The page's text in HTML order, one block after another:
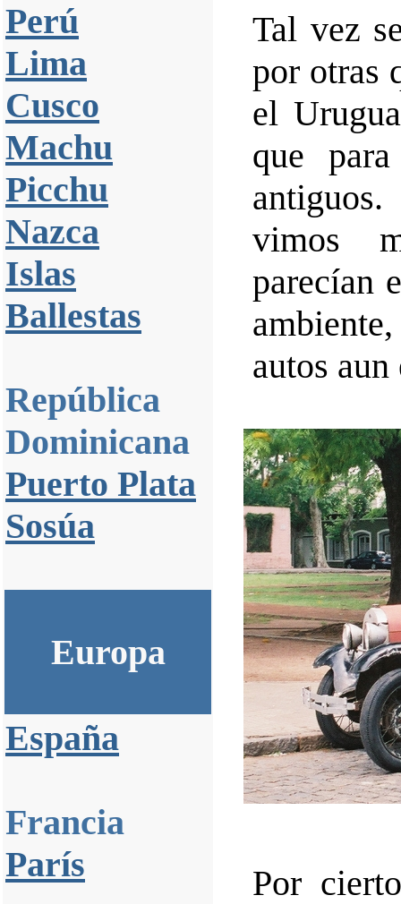
Perú
Lima
Cusco
Machu
Picchu
Nazca
Islas
Ballestas
República
Dominicana
Puerto Plata
Sosúa
Europa
España
Francia
París
Tal vez
por otras
el
que
vimos
parecían
autos aun
Por